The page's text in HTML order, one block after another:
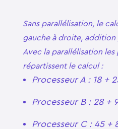
Sans parallélisation, le
gauche à droite, addition
Avec la parallélisation les
répartissent le calcul :
Processeur A : 18 +
Processeur B : 28 +
Processeur C : 45 +